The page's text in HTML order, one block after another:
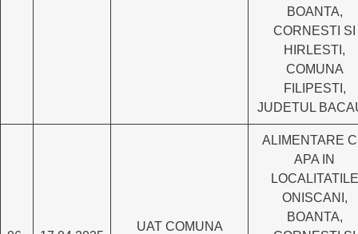
BOANTA,
CORNESTI SI
HIRLESTI,
COMUNA
FILIPESTI,
JUDETUL
UAT COMUNA
ALIMENTARE
APA IN
LOCALITATILE
ONISCANI,
BOANTA,